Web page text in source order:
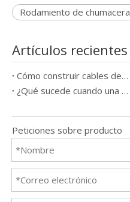
Rodamiento de chumacera
Artículos recientes
Cómo construir cables de bujía
¿Qué sucede cuando una bujía sale mal?
Peticiones sobre producto